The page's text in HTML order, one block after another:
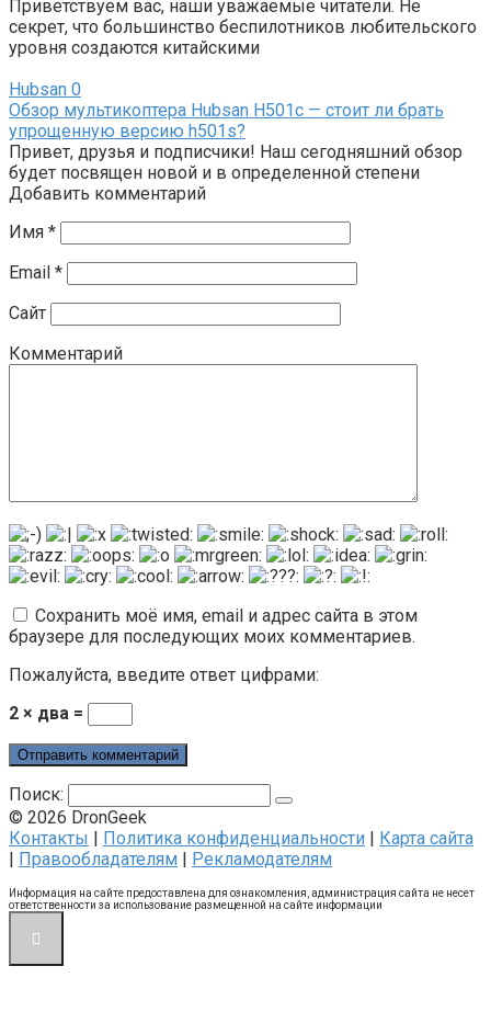
Приветствуем вас, наши уважаемые читатели. Не
секрет, что большинство беспилотников любительского
уровня создаются китайскими
Hubsan 0
Обзор мультикоптера Hubsan H501c — стоит ли брать
упрощенную версию h501s?
Привет, друзья и подписчики! Наш сегодняшний обзор
будет посвящен новой и в определенной степени
Добавить комментарий
Имя *
Email *
Сайт
Комментарий
Сохранить моё имя, email и адрес сайта в этом
браузере для последующих моих комментариев.
Пожалуйста, введите ответ цифрами:
2 × два =
Поиск:
© 2026 DronGeek
Контакты
Политика конфиденциальности
Карта сайта
Правообладателям Рекламодателям
Информация на сайте предоставлена для ознакомления, администрация сайта не несет
ответственности за использование размещенной на сайте информации